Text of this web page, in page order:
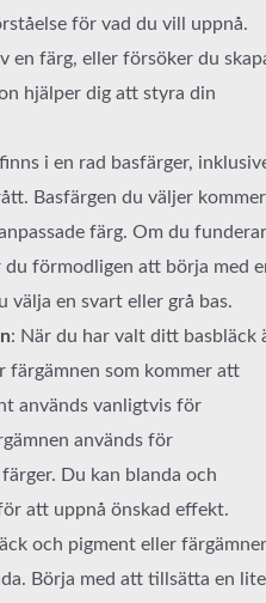
för vad du vill uppnå.
en färg, eller försöker du
hjälper dig att styra din
i en rad basfärger,
Basfärgen du väljer kommer
färg. Om du funderar
du förmodligen att börja med
välja en svart eller grå bas.
: När du har valt ditt basbläck
färgämnen som kommer att
används vanligtvis för
används för
Du kan blanda och
att uppnå önskad effekt.
och pigment eller
Börja med att tillsätta en